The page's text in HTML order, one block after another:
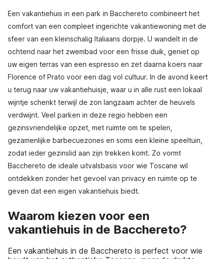
Een vakantiehuis in een park in Bacchereto combineert het
comfort van een compleet ingerichte vakantiewoning met de
sfeer van een kleinschalig Italiaans dorpje. U wandelt in de
ochtend naar het zwembad voor een frisse duik, geniet op
uw eigen terras van een espresso en zet daarna koers naar
Florence of Prato voor een dag vol cultuur. In de avond keert
u terug naar uw vakantiehuisje, waar u in alle rust een lokaal
wijntje schenkt terwijl de zon langzaam achter de heuvels
verdwijnt. Veel parken in deze regio hebben een
gezinsvriendelijke opzet, met ruimte om te spelen,
gezamenlijke barbecuezones en soms een kleine speeltuin,
zodat ieder gezinslid aan zijn trekken komt. Zo vormt
Bacchereto de ideale uitvalsbasis voor wie Toscane wil
ontdekken zonder het gevoel van privacy en ruimte op te
geven dat een eigen vakantiehuis biedt.
Waarom kiezen voor een
vakantiehuis in de Bacchereto?
Een vakantiehuis in de Bacchereto is perfect voor wie